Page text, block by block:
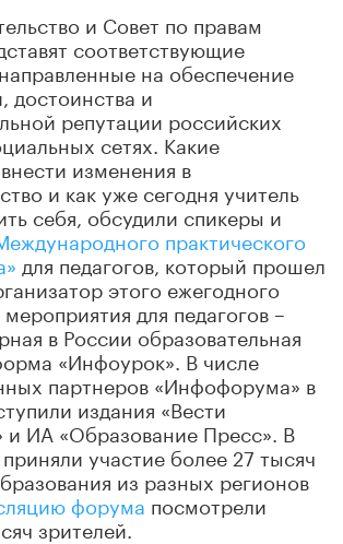
и Совет по правам
соответствующие
на обеспечение
достоинства и
репутации российских
сетях. Какие
изменения в
и как уже сегодня учитель
себя, обсудили спикеры и
практического
для педагогов, который прошел
этого ежегодного
для педагогов –
в России образовательная
«Инфоурок». В числе
партнеров «Инфофорума» в
издания «Вести
и ИА «Образование Пресс». В
участие более 27 тысяч
из разных регионов
форумапосмотрели
зрителей.